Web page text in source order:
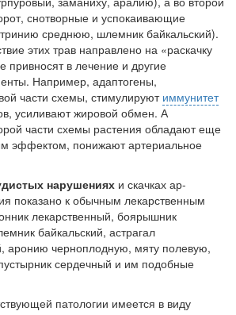
здравоохранения озвучила
тревожную статистику. Она
касаются увеличения риска
острой кардиотоксичности и
роста сопутствующих
осложнений от...
находиться с детьми в
Госдуму
Соответствующий
законопроект внесен в
палату на
рассмотрение. Суть его
заключается в
нахождении одного из
больничной палате
снот­ворные и успокаивающие
среднюю, шлемник байкальский).
этих трав направлено на «раскачку
в лечение и другие
Например, адаптогены,
части схемы, стимулируют иммунитет
усиливают жировой обмен. А
части схемы растения обладают еще
эффектом, понижают артериальное
нарушениях и скачках ар­
показано к обычным лекарственным
лекарственный, боярыш­ник
байкальский, астрагал
аронию черноплодную, мяту поле­вую,
сердечный и им по­добные
патологии имеется в виду